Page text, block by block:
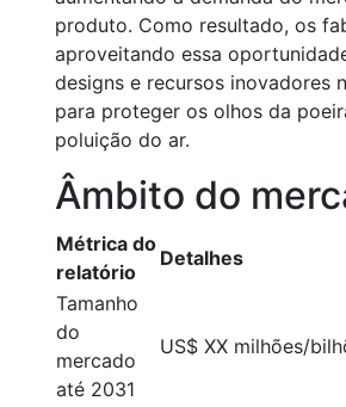
produto. Como resultado, os
aproveitando essa
designs e recursos inovadores
para proteger os olhos da
poluição do ar.
Âmbito do
Métrica do
relatório
Detalhes
Tamanho
do
mercado
até 2031
US$ XX milhões/